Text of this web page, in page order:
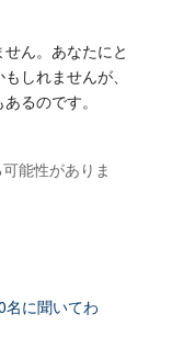
ん。あなたにと
しれませんが、
るのです。
能性がありま
名に聞いてわ